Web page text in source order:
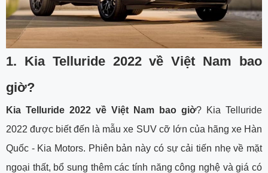
1. Kia Telluride 2022 về Việt Nam bao
giờ?
Kia Telluride 2022 về Việt Nam bao giờ? Kia Telluride
2022 được biết đến là mẫu xe SUV cỡ lớn của hãng xe Hàn
Quốc - Kia Motors. Phiên bản này có sự cải tiến nhẹ về mặt
ngoại thất, bổ sung thêm các tính năng công nghệ và giá có